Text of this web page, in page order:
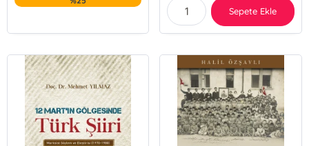
Sepete Ekle